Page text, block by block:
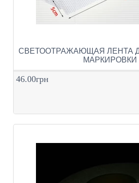
СВЕТООТРАЖАЮЩАЯ ЛЕНТА
МАРКИРОВКИ
46.00грн